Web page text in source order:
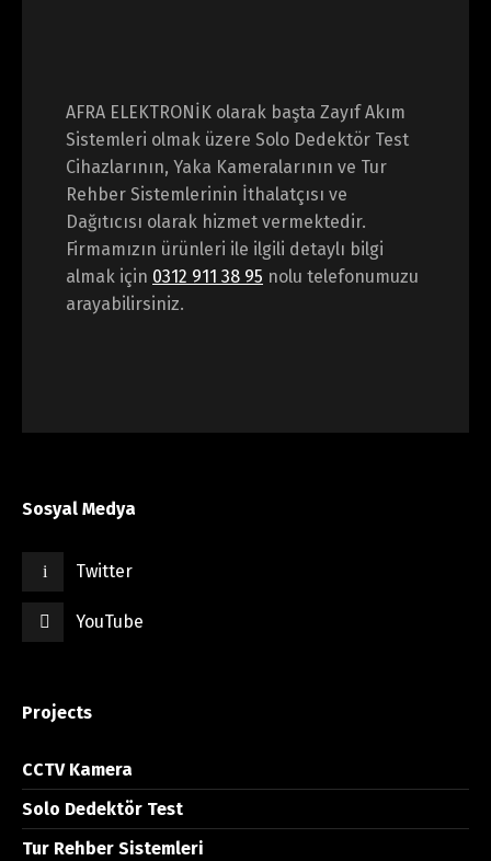
AFRA ELEKTRONİK olarak başta Zayıf Akım
Sistemleri olmak üzere Solo Dedektör Test
Cihazlarının, Yaka Kameralarının ve Tur
Rehber Sistemlerinin İthalatçısı ve
Dağıtıcısı olarak hizmet vermektedir.
Firmamızın ürünleri ile ilgili detaylı bilgi
almak için 0312 911 38 95 nolu telefonumuzu
arayabilirsiniz.
Sosyal Medya
Twitter
YouTube
Projects
CCTV Kamera
Solo Dedektör Test
Tur Rehber Sistemleri